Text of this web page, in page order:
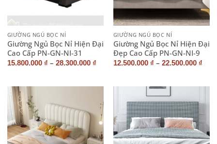
GIƯỜNG NGỦ BỌC NỈ
Giường Ngủ Bọc Nỉ Hiện Đại
Cao Cấp PN-GN-NI-31
15.800.000 ₫ – 28.300.000 ₫
GIƯỜNG NGỦ BỌC NỈ
Giường Ngủ Bọc Nỉ Hiện Đại
Đẹp Cao Cấp PN-GN-NI-9
12.500.000 ₫ – 22.500.000 ₫